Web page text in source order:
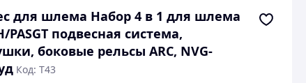
для шлема Набор 4 в 1 для шлема
PASGT подвесная система,
боковые рельсы ARC, NVG-
Код: T43